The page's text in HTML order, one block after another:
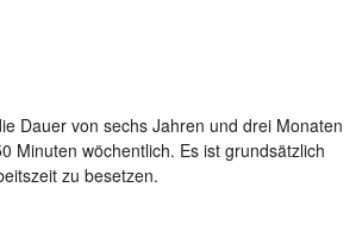
Dauer von sechs Jahren und drei Monaten
Minuten wöchentlich. Es ist grundsätzlich
zu besetzen.